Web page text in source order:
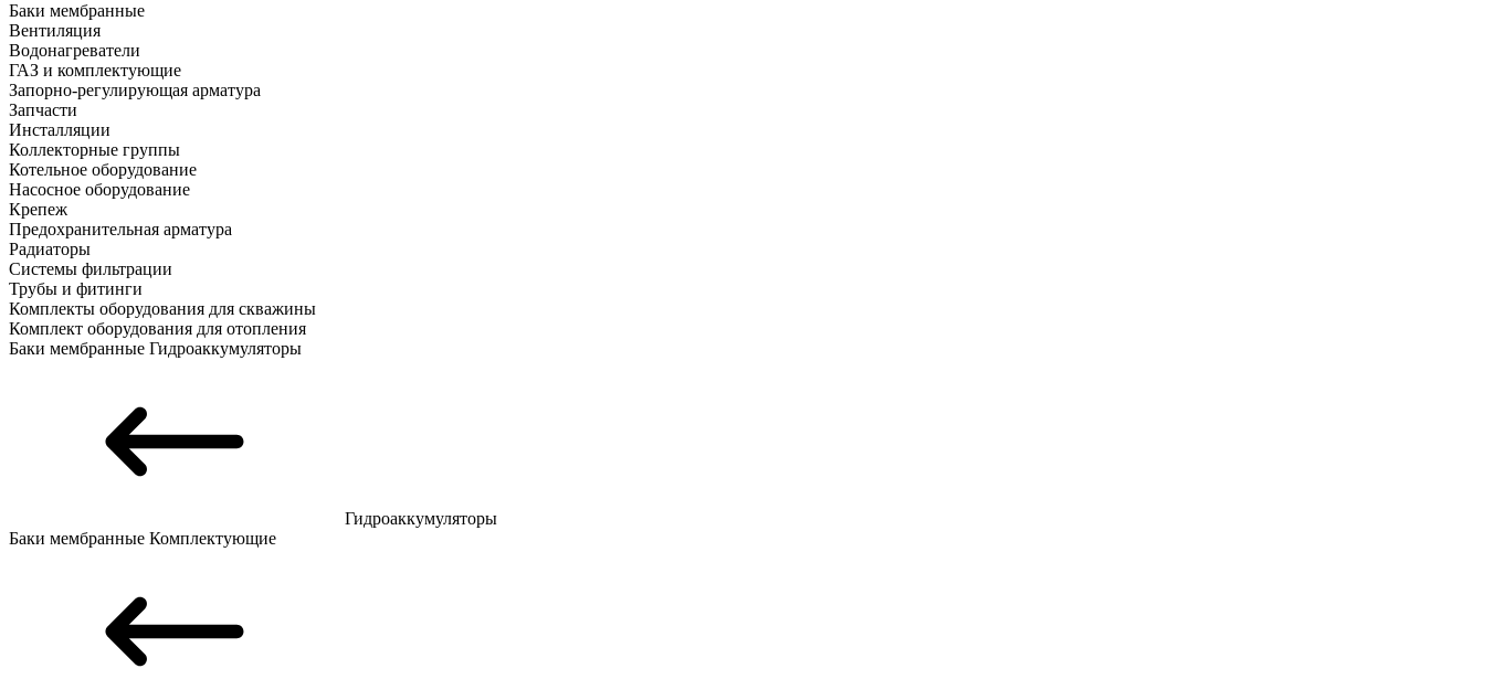
Баки мембранные
Вентиляция
Водонагреватели
ГАЗ и комплектующие
Запорно-регулирующая арматура
Запчасти
Инсталляции
Коллекторные группы
Котельное оборудование
Насосное оборудование
Крепеж
Предохранительная арматура
Радиаторы
Системы фильтрации
Трубы и фитинги
Комплекты оборудования для скважины
Комплект оборудования для отопления
Баки мембранные Гидроаккумуляторы
Гидроаккумуляторы
Баки мембранные Комплектующие